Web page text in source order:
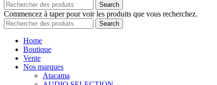
Search
Commencez à taper pour voir les produits que vous recherchez.
Search
Home
Boutique
Vente
Nos marques
Atacama